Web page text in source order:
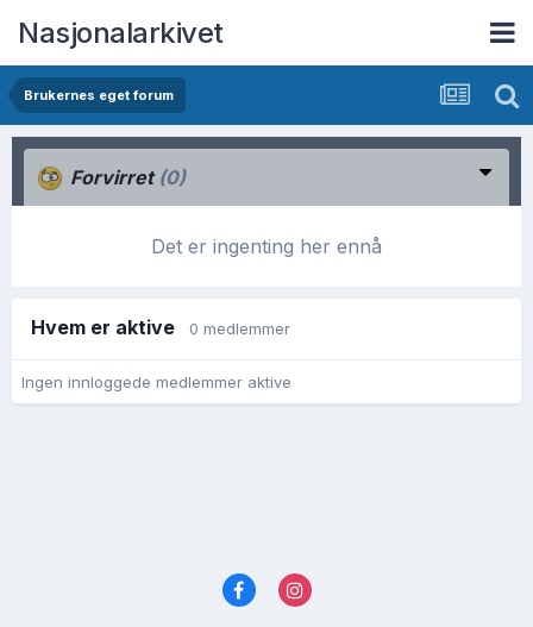
Nasjonalarkivet
Brukernes eget forum
Forvirret (0)
Det er ingenting her ennå
Hvem er aktive 0 medlemmer
Ingen innloggede medlemmer aktive